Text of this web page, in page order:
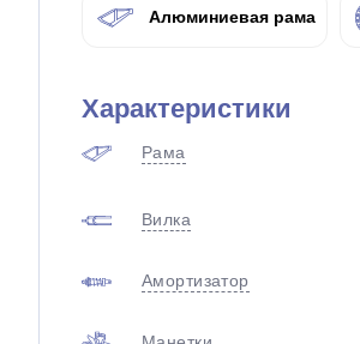
Алюминиевая рама
Характеристики
Рама
Вилка
Амортизатор